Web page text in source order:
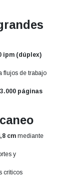
ipm (dúplex)
flujos de trabajo
páginas
cmmediante
y
críticos